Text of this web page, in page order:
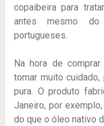
copaibeira para
antes mesmo
portugueses.
Na hora de
tomar muito
pura. O produto
Janeiro, por
do que o óleo nativo